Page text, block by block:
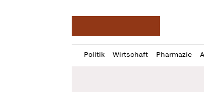
Politik Wirtschaft Pharmazie
Profil
öffnen
Daz
Pur